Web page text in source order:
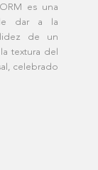
es una
dar a la
de un
textura del
celebrado